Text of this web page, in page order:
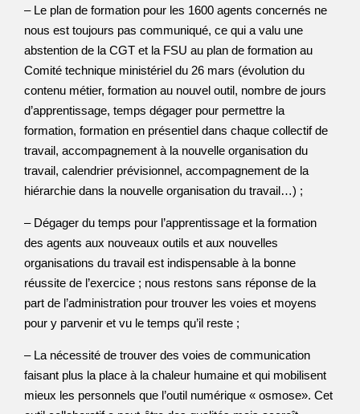
– Le plan de formation pour les 1600 agents concernés ne
nous est toujours pas communiqué, ce qui a valu une
abstention de la CGT et la FSU au plan de formation au
Comité technique ministériel du 26 mars (évolution du
contenu métier, formation au nouvel outil, nombre de jours
d’apprentissage, temps dégager pour permettre la
formation, formation en présentiel dans chaque collectif de
travail, accompagnement à la nouvelle organisation du
travail, calendrier prévisionnel, accompagnement de la
hiérarchie dans la nouvelle organisation du travail…) ;
– Dégager du temps pour l’apprentissage et la formation
des agents aux nouveaux outils et aux nouvelles
organisations du travail est indispensable à la bonne
réussite de l’exercice ; nous restons sans réponse de la
part de l’administration pour trouver les voies et moyens
pour y parvenir et vu le temps qu’il reste ;
– La nécessité de trouver des voies de communication
faisant plus la place à la chaleur humaine et qui mobilisent
mieux les personnels que l’outil numérique « osmose». Cet